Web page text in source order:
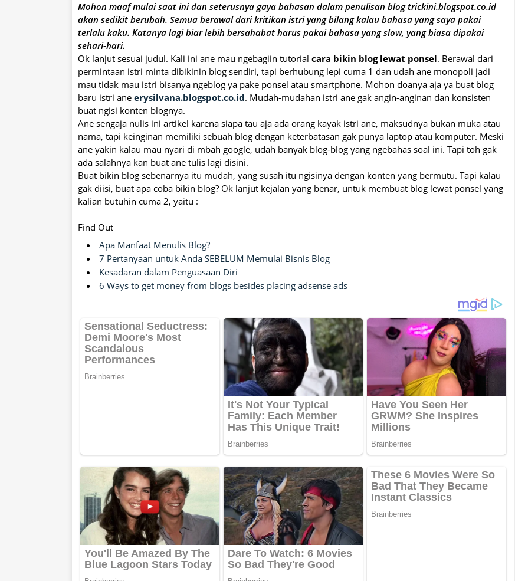
Mohon maaf mulai saat ini dan seterusnya gaya bahasan dalam penulisan blog trickini.blogspot.co.id
akan sedikit berubah. Semua berawal dari kritikan istri yang bilang kalau bahasa yang saya pakai
terlalu kaku. Katanya lagi biar lebih bersahabat harus pakai bahasa yang slow, yang biasa dipakai
sehari-hari.
Ok lanjut sesuai judul. Kali ini ane mau ngebagiin tutorial cara bikin blog lewat ponsel. Berawal dari
permintaan istri minta dibikinin blog sendiri, tapi berhubung lepi cuma 1 dan udah ane monopoli jadi
mau tidak mau istri bisanya ngeblog ya pake ponsel atau smartphone. Mohon doanya aja ya buat blog
baru istri ane erysilvana.blogspot.co.id. Mudah-mudahan istri ane gak angin-anginan dan konsisten
buat ngisi konten blognya.
Ane sengaja nulis ini artikel karena siapa tau aja ada orang kayak istri ane, maksudnya bukan muka atau
nama, tapi keinginan memiliki sebuah blog dengan keterbatasan gak punya laptop atau komputer. Meski
ane yakin kalau mau nyari di mbah google, udah banyak blog-blog yang ngebahas soal ini. Tapi toh gak
ada salahnya kan buat ane tulis lagi disini.
Buat bikin blog sebenarnya itu mudah, yang susah itu ngisinya dengan konten yang bermutu. Tapi kalau
gak diisi, buat apa coba bikin blog? Ok lanjut kejalan yang benar, untuk membuat blog lewat ponsel yang
kalian butuhin cuma 2, yaitu :
Find Out
Apa Manfaat Menulis Blog?
7 Pertanyaan untuk Anda SEBELUM Memulai Bisnis Blog
Kesadaran dalam Penguasaan Diri
6 Ways to get money from blogs besides placing adsense ads